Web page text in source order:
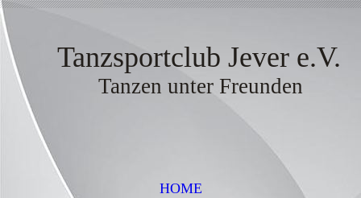
Tanzsportclub Jever e.V.
Tanzen unter Freunden
HOME